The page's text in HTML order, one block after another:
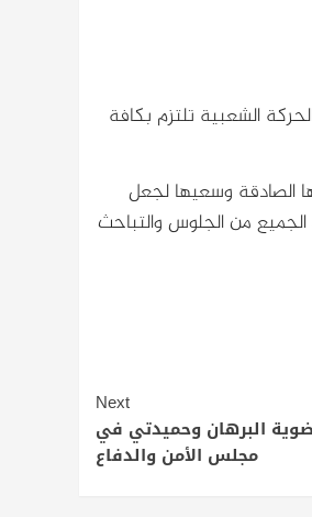
الشعبية تلتزم بكافة
الصادقة وسعيها لجعل
الجميع من الجلوس والتباحث
Next
البرهان وحميدتي في
مجلس الأمن والدفاع